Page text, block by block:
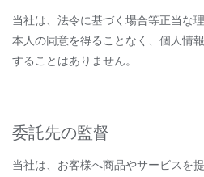
当社は、法令に基づく場合等正当な
本人の同意を得ることなく、個人情
することはありません。
委託先の監督
当社は、お客様へ商品やサービスを